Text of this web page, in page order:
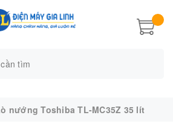
nướng Toshiba TL-MC35Z 35 lít